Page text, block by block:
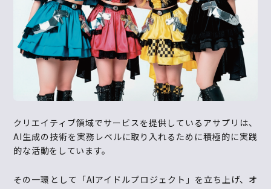
クリエイティブ領域でサービスを提供しているアサプリは、
AI生成の技術を実務レベルに取り入れるために積極的に実践
的な活動をしています。
その一環として「AIアイドルプロジェクト」を立ち上げ、オ